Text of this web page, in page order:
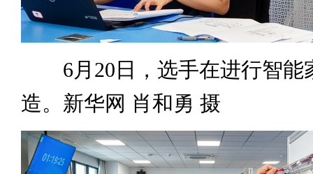
6月20日，选手在进行智能
造。新华网 肖和勇 摄